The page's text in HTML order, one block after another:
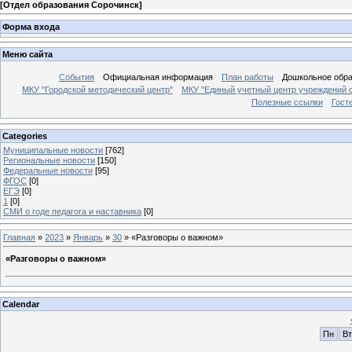
[Отдел образования Сорочинск]
Форма входа
Меню сайта
События Официальная информация План работы
Дошкольное
МКУ "Городской методический центр"
МКУ "Единый учетный центр учреждений
Полезные ссылки
Categories
Муниципальные новости [762]
Региональные новости [150]
Федеральные новости [95]
ФГОС [0]
ЕГЭ [0]
1 [0]
СМИ о годе педагога и наставника [0]
Главная » 2023 » Январь » 30 » «Разговоры о важном»
«Разговоры о важном»
Calendar
Пн
Вт